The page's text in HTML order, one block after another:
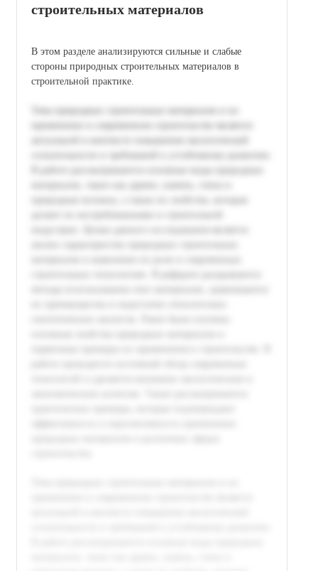
строительных материалов
В этом разделе анализируются сильные и слабые
стороны природных строительных материалов в
строительной практике.